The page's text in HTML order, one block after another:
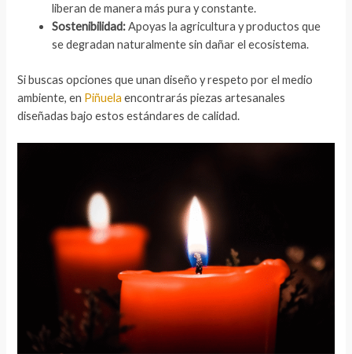
liberan de manera más pura y constante.
Sostenibilidad:Apoyas la agricultura y productos que
se degradan naturalmente sin dañar el ecosistema.
Si buscas opciones que unan diseño y respeto por el medio
ambiente, en Piñuela encontrarás piezas artesanales
diseñadas bajo estos estándares de calidad.